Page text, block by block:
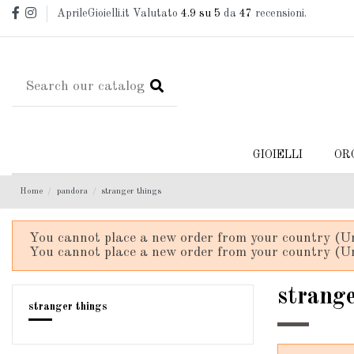
AprileGioielli.it Valutato4.9 su 5 da47 recensioni.
GIOIELLI
Home pandora stranger things
You cannot place a new order from your country
You cannot place a new order from your country
stranger things